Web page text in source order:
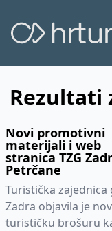
Rezultati
Novi promotivni
materijali i web
stranica TZG
Petrčane
Turistička zajednica
Zadra objavila je
turističku brošuru